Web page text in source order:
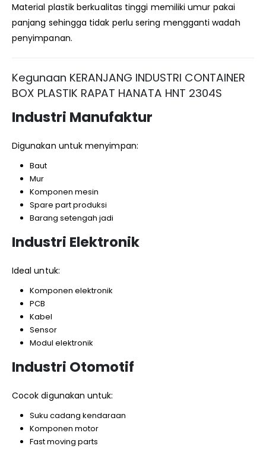
Material plastik berkualitas tinggi memiliki umur pakai
panjang sehingga tidak perlu sering mengganti wadah
penyimpanan.
Kegunaan KERANJANG INDUSTRI CONTAINER
BOX PLASTIK RAPAT HANATA HNT 2304S
Industri Manufaktur
Digunakan untuk menyimpan:
Baut
Mur
Komponen mesin
Spare part produksi
Barang setengah jadi
Industri Elektronik
Ideal untuk:
Komponen elektronik
PCB
Kabel
Sensor
Modul elektronik
Industri Otomotif
Cocok digunakan untuk:
Suku cadang kendaraan
Komponen motor
Fast moving parts